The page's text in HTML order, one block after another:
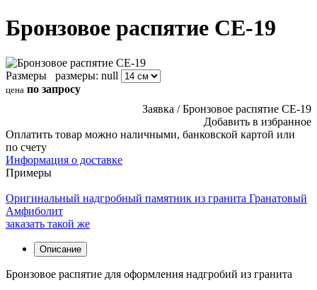
Бронзовое распятие СЕ-19
Размеры размеры: null
цена по запросу
Заявка / Бронзовое распятие СЕ-19
Добавить в избранное
Оплатить товар можно наличными, банковской картой или
по счету
Информация о доставке
Примеры
Оригинальный надгробный памятник из гранита Гранатовый
Амфиболит
заказать такой же
Описание
Бронзовое распятие для оформления надгробий из гранита